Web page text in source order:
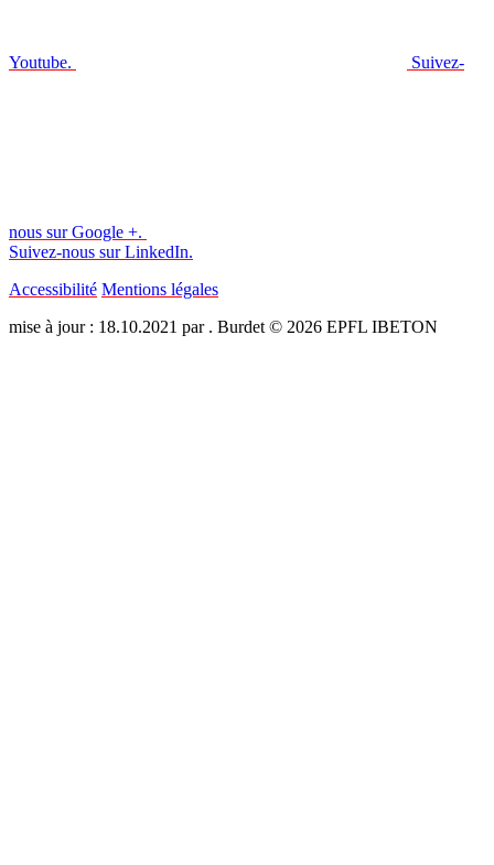
Youtube. Suivez-
nous sur Google +.
Suivez-nous sur LinkedIn.
Accessibilité Mentions légales
mise à jour : 18.10.2021 par . Burdet © 2026 EPFL IBETON